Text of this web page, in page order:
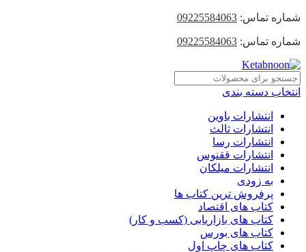
شماره تماس: 09225584063
شماره تماس: 09225584063
انتخاب دسته بندی
انتشارات باوین
انتشارات ثالث
انتشارات رسا
انتشارات ققنوس
انتشارات میلکان
به زودی
پرفروش ترین کتاب ها
کتاب های اقتصاد
کتاب های بازاریابی (کسب و کار)
کتاب های بورس
کتاب های چاپ اول